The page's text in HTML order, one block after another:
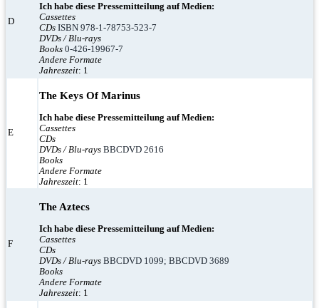
D
Ich habe diese Pressemitteilung auf Medien:
Cassettes
CDs ISBN 978-1-78753-523-7
DVDs / Blu-rays
Books 0-426-19967-7
Andere Formate
Jahreszeit: 1
E
The Keys Of Marinus
Ich habe diese Pressemitteilung auf Medien:
Cassettes
CDs
DVDs / Blu-rays BBCDVD 2616
Books
Andere Formate
Jahreszeit: 1
F
The Aztecs
Ich habe diese Pressemitteilung auf Medien:
Cassettes
CDs
DVDs / Blu-rays BBCDVD 1099; BBCDVD 3689
Books
Andere Formate
Jahreszeit: 1